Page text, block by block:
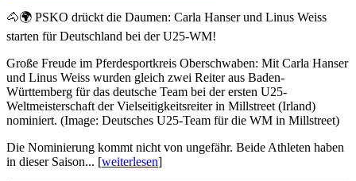
🐴🌍 PSKO drückt die Daumen: Carla Hanser und Linus Weiss
starten für Deutschland bei der U25-WM!
Große Freude im Pferdesportkreis Oberschwaben: Mit Carla Hanser
und Linus Weiss wurden gleich zwei Reiter aus Baden-
Württemberg für das deutsche Team bei der ersten U25-
Weltmeisterschaft der Vielseitigkeitsreiter in Millstreet (Irland)
nominiert. (Image: Deutsches U25-Team für die WM in Millstreet)
Die Nominierung kommt nicht von ungefähr. Beide Athleten haben
in dieser Saison... [weiterlesen]